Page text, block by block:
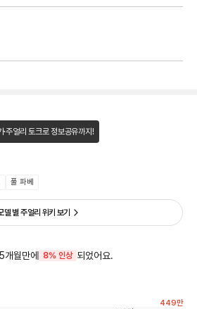
·주얼리 토크로 정보공유까지!
풀 파베
델 별 주얼리 위키 보기
월만에 8% 인상 되었어요.
449만